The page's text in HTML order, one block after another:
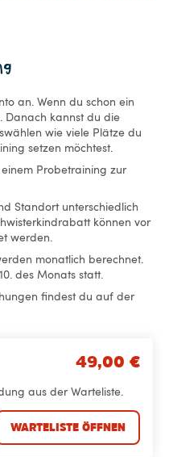
an. Wenn du schon ein
Danach kannst du die
wie viele Plätze du
setzen möchtest.
Probetraining zur
Standort unterschiedlich
können vor
werden.
monatlich berechnet.
des Monats statt.
findest du auf der
49,00 €
aus der Warteliste.
WARTELISTE ÖFFNEN